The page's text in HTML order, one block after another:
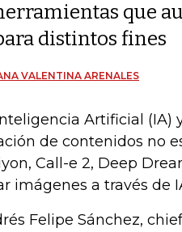
que
distintos fines
VALENTINA ARENALES
Artificial (IA)
de contenidos no
Call-e 2, Deep
imágenes a través de
Felipe Sánchez,